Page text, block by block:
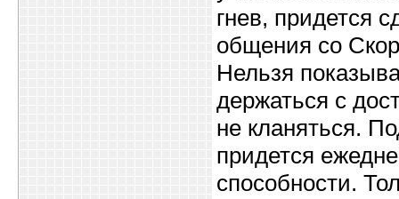
гнев, придется
общения со
Нельзя
держаться с
не кланяться.
придется
способности.